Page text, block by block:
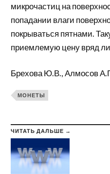
микрочастиц на
попадании влаги
покрываться пятнами.
приемлемую цену вряд
Брехова Ю.В., Алмосов
МОНЕТЫ
ЧИТАТЬ ДАЛЬШЕ →